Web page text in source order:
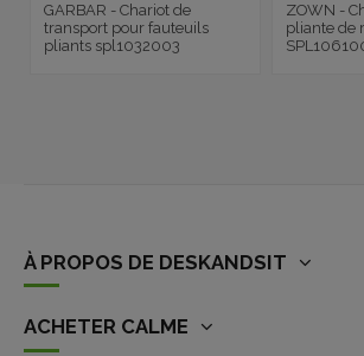
GARBAR - Chariot de
transport pour fauteuils
pliants spl1032003
ZOWN -
pliante de
À PROPOS DE DESKANDSIT
ACHETER CALME